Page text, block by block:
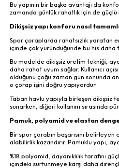
Bu yapının bir başka avantajı da
zamanda günlük rahatlık için de güçlü
Dikişsiz yapı konforu nasıl
Spor çoraplarda rahatsızlık yaratan
içinde çok yüründüğünde bu his daha
Bu modelde dikişsiz üretim tekniği,
daha rahat uyum sağlar. Kullanıcı
olduğunu çoğu zaman gün sonunda
o çorap işini doğru yapıyordur.
Taban havlu yapıyla birleşen dikişsiz
sunarken, diğeri kullanım sırasında
Pamuk, polyamid ve elastan
Bir spor çorabın başarısını
alabilirlik kazandırır. Pamuklu yapı,
%18 polyamid, dayanıklılık tarafını
içindeki sürtünmeye karşı daha